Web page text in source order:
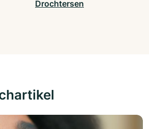
Drochtersen